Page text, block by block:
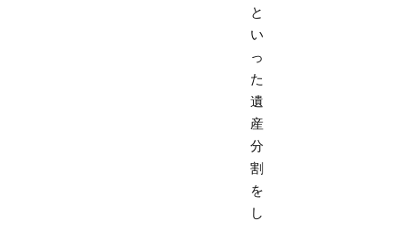
と
い
っ
た
遺
産
分
割
を
し